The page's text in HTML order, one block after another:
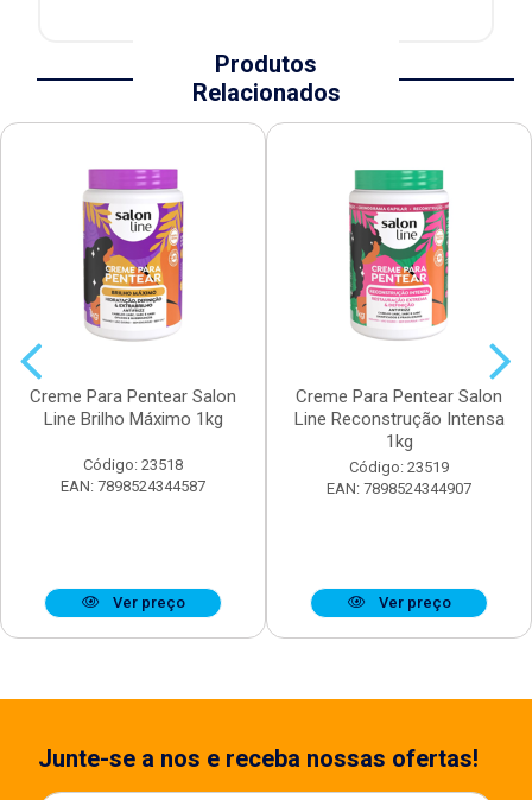
Produtos
Relacionados
Creme Para Pentear Salon
Line Brilho Máximo 1kg
Código: 23518
EAN: 7898524344587
Ver preço
Creme Para Pentear Salon
Line Reconstrução Intensa
1kg
Código: 23519
EAN: 7898524344907
Ver preço
Junte-se a nos e receba nossas ofertas!